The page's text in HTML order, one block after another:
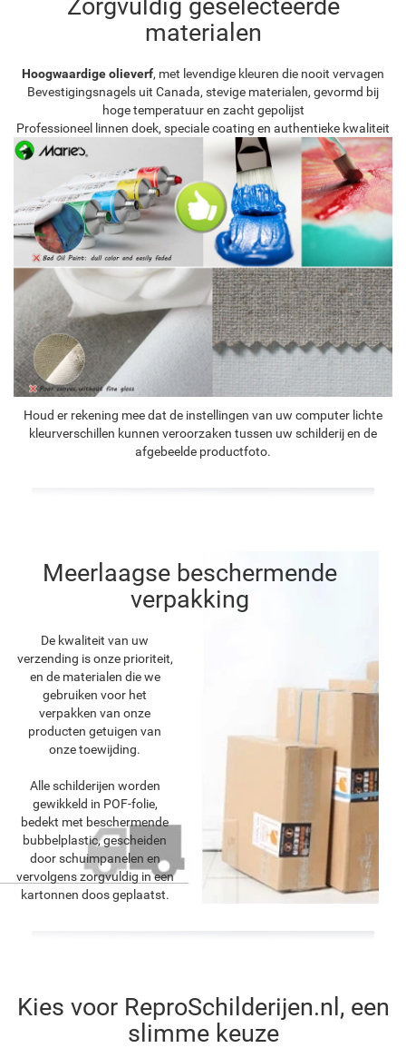
Zorgvuldig geselecteerde
materialen
Hoogwaardige olieverf, met levendige kleuren die nooit vervagen
Bevestigingsnagels uit Canada, stevige materialen, gevormd bij
hoge temperatuur en zacht gepolijst
Professioneel linnen doek, speciale coating en authentieke kwaliteit
Houd er rekening mee dat de instellingen van uw computer lichte
kleurverschillen kunnen veroorzaken tussen uw schilderij en de
afgebeelde productfoto.
Meerlaagse beschermende
verpakking
De kwaliteit van uw
verzending is onze prioriteit,
en de materialen die we
gebruiken voor het
verpakken van onze
producten getuigen van
onze toewijding.
Alle schilderijen worden
gewikkeld in POF-folie,
bedekt met beschermende
bubbelplastic, gescheiden
door schuimpanelen en
vervolgens zorgvuldig in een
kartonnen doos geplaatst.
Kies voor ReproSchilderijen.nl, een
slimme keuze